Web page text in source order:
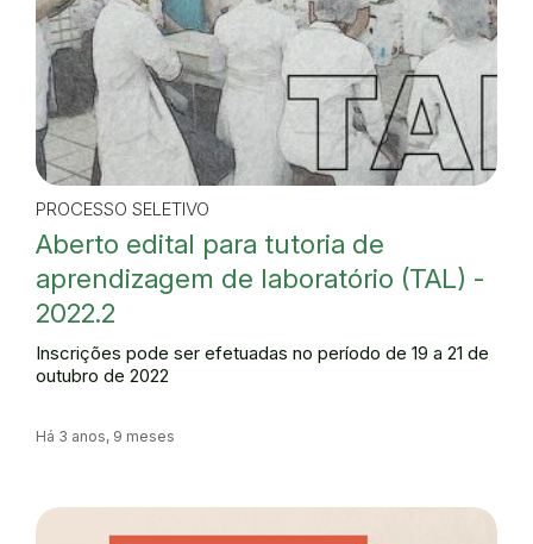
PROCESSO SELETIVO
Aberto edital para tutoria de
aprendizagem de laboratório (TAL) -
2022.2
Inscrições pode ser efetuadas no período de 19 a 21 de
outubro de 2022
Há 3 anos, 9 meses